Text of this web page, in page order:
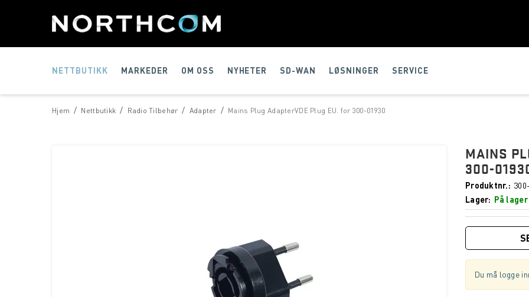
NETTBUTIKK MARKEDER OM OSS NYHETER SD-WAN LØSNINGER SERVICE
/
Hjem /
Nettbutikk /
Radio Tilbehør /
Adapter Mains Plug AdapterVDE Plug EU. for 300-01930
MAINS
300-
Produktnr.
Lager
På lager
Du må logge